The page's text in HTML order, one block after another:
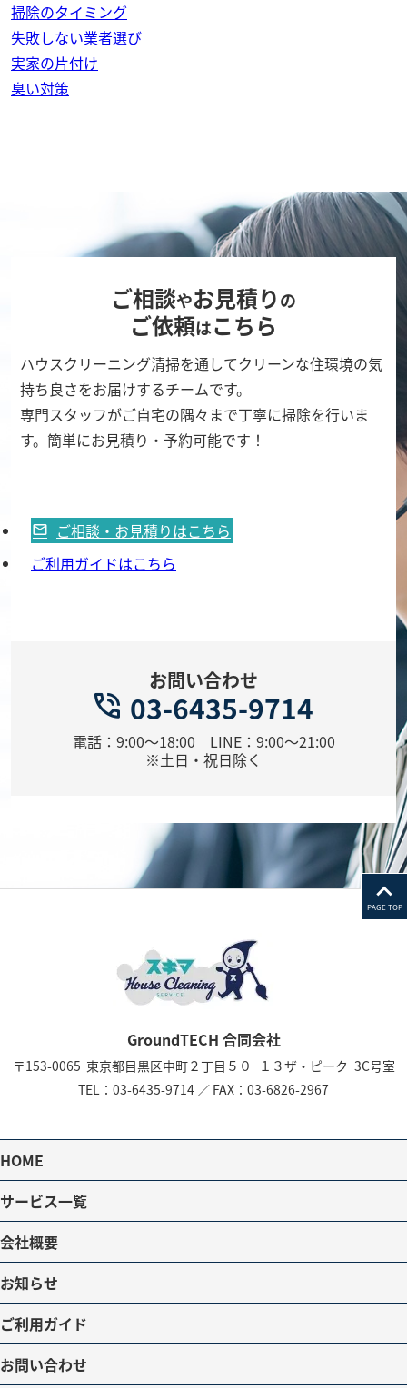
掃除のタイミング
失敗しない業者選び
実家の片付け
臭い対策
ご相談やお見積りの
ご依頼はこちら
ハウスクリーニング清掃を通してクリーンな住環境の気
持ち良さをお届けするチームです。
専門スタッフがご自宅の隅々まで丁寧に掃除を行いま
す。簡単にお見積り・予約可能です！
ご相談・お見積りはこちら
ご利用ガイドはこちら
お問い合わせ
03-6435-9714
電話：9:00～18:00 LINE：9:00～21:00
※土日・祝日除く
PAGE TOP
GroundTECH 合同会社
〒153-0065 東京都目黒区中町２丁目５０−１３ザ・ピーク 3C号室
TEL： 03-6435-9714 ／ FAX：03-6826-2967
HOME
サービス一覧
会社概要
お知らせ
ご利用ガイド
お問い合わせ